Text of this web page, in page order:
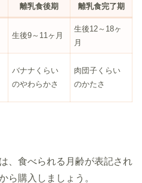
離乳食後期 離乳食完了期
生後9～11ヶ月
生後12～18ヶ
月
バナナくらい
のやわらかさ
肉団子くらい
のかたさ
、食べられる月齢が表記され
ら購入しましょう。